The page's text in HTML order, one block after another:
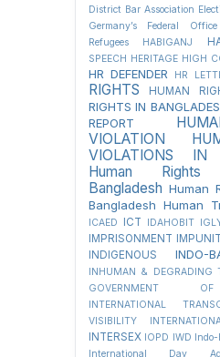
District Bar Association
Germany’s Federal
Refugees
HABIGANJ
SPEECH HERITAGE HIGH
HR DEFENDER HR
RIGHTS
HUMAN
RIGHTS IN
REPORT
VIOLATION
VIOLATIONS IN
Human
Bangladesh Human
Bangladesh Human
ICAED
ICT IDAHOBIT
IMPRISONMENT
INDIGENOUS
INDO-
INHUMAN & DEGRADING
GOVERNMENT
INTERNATIONAL
VISIBILITY
INTERSEX IOPD IWD Indo-
International Day